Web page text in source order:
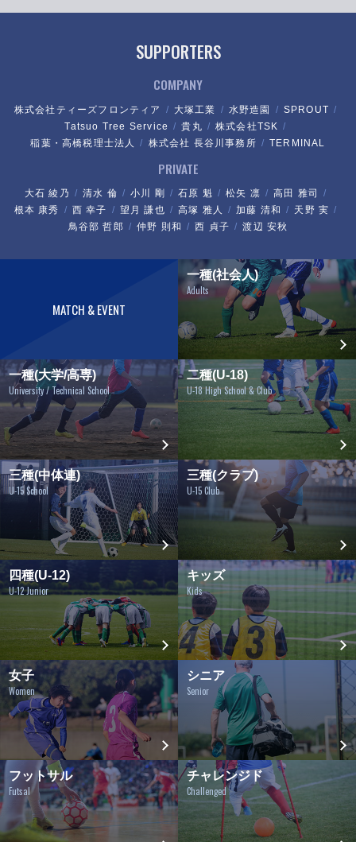
SUPPORTERS
COMPANY
株式会社ティーズフロンティア 大塚工業 水野造園
SPROUT
Tatsuo Tree Service
貴丸
株式会社TSK
稲葉・高橋税理士法人
株式会社 長谷川事務所 TERMINAL
PRIVATE
大石 綾乃 清水 倫 小川 剛 石原 魁 松矢 凛
高田 雅司
根本 康秀
西 幸子 望月 謙也 高塚 雅人 加藤 清和
天野 実
鳥谷部 哲郎
仲野 則和 西 貞子 渡辺 安秋
MATCH & EVENT
一種(社会人)
Adults
一種(大学/高専)
University / Technical School
二種(U-18)
U-18 High School & Club
三種(中体連)
U-15 School
三種(クラブ)
U-15 Club
四種(U-12)
U-12 Junior
キッズ
Kids
女子
Women
シニア
Senior
フットサル
Futsal
チャレンジド
Challenged